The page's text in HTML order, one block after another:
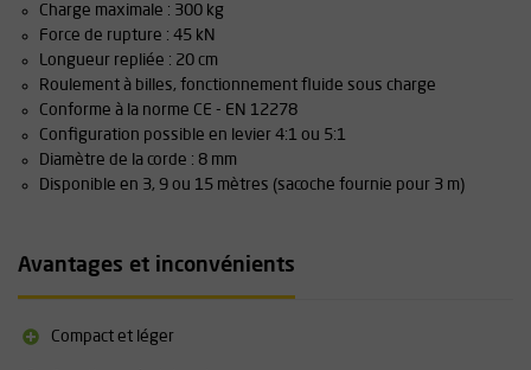
Charge maximale : 300 kg
Force de rupture : 45 kN
Longueur repliée : 20 cm
Roulement à billes, fonctionnement fluide sous charge
Conforme à la norme CE - EN 12278
Configuration possible en levier 4:1 ou 5:1
Diamètre de la corde : 8 mm
Disponible en 3, 9 ou 15 mètres (sacoche fournie pour 3 m)
Avantages et inconvénients
Compact et léger